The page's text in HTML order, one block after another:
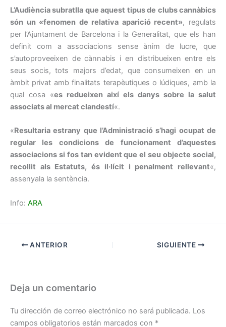
L’Audiència subratlla que aquest tipus de clubs cannàbics
són un «fenomen de relativa aparició recent», regulats
per l’Ajuntament de Barcelona i la Generalitat, que els han
definit com a associacions sense ànim de lucre, que
s’autoproveeixen de cànnabis i en distribueixen entre els
seus socis, tots majors d’edat, que consumeixen en un
àmbit privat amb finalitats terapèutiques o lúdiques, amb la
qual cosa «es redueixen així els danys sobre la salut
associats al mercat clandestí«.
«Resultaria estrany que l’Administració s’hagi ocupat de
regular les condicions de funcionament d’aquestes
associacions si fos tan evident que el seu objecte social,
recollit als Estatuts, és il·lícit i penalment rellevant«,
assenyala la sentència.
Info: ARA
ANTERIOR SIGUIENTE
Deja un comentario
Tu dirección de correo electrónico no será publicada. Los
campos obligatorios están marcados con *